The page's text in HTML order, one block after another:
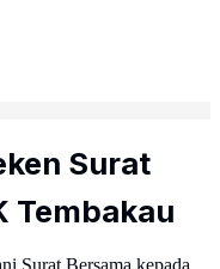
Surat
Tembakau